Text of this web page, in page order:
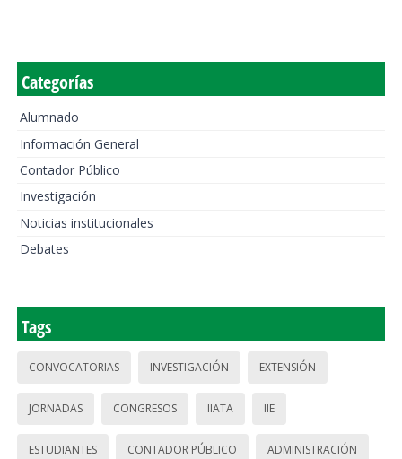
Categorías
Alumnado
Información General
Contador Público
Investigación
Noticias institucionales
Debates
Tags
CONVOCATORIAS INVESTIGACIÓN EXTENSIÓN
JORNADAS CONGRESOS IIATA IIE
ESTUDIANTES CONTADOR PÚBLICO ADMINISTRACIÓN